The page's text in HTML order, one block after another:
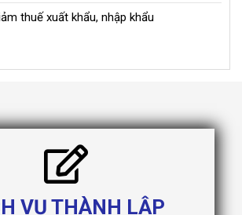
thuế xuất khẩu, nhập khẩu
VỤ THÀNH LẬP